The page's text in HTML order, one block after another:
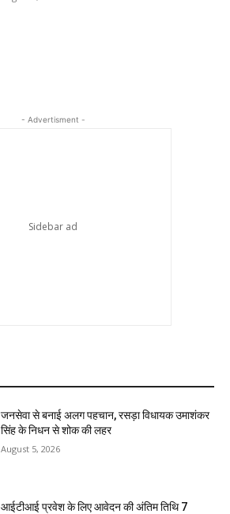
- Advertisment -
जनसेवा से बनाई अलग पहचान, रसड़ा विधायक उमाशंकर
सिंह के निधन से शोक की लहर
August 5, 2026
आईटीआई प्रवेश के लिए आवेदन की अंतिम तिथि 7